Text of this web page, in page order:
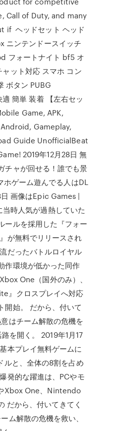
Call of Duty, and many
ヘッドセット ヘッド
ニンテンドースイッチ
フォートナイト bf5 オ
ット対応 スマホ コン
ボタン PUBG
簡単 装着 【左右セッ
Game, APK,
Gameplay,
Guide UnofficialBeat
2019年12月28日 無
チャが回せる！誰でも景
ホゲーム遊んでる人はDL
画像はEpic Games |
時人気が過熱していた
ールを採用した『フォー
が無料でリリースされ
だったバトルロイヤル
作環境が低かった同作
One（国外のみ）、
』クロスプレイへ対応
開始。 だから、付いて
はチーム解散の危機を
を開く。 2019年1月17
本プレイ無料ゲームに
ルと、全体の8割を占め
発的な躍進は、PCやモ
Xbox One、Nintendo
だから、付いてきてく
ム解散の危機を救い、